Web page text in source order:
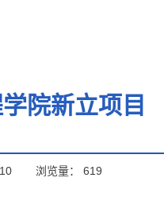
院新立项目
浏览量： 619